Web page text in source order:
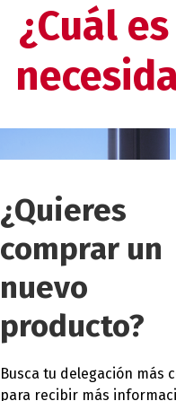
¿Cuál
¿Quieres
comprar un
nuevo
producto?
Busca tu delegación más
para recibir más